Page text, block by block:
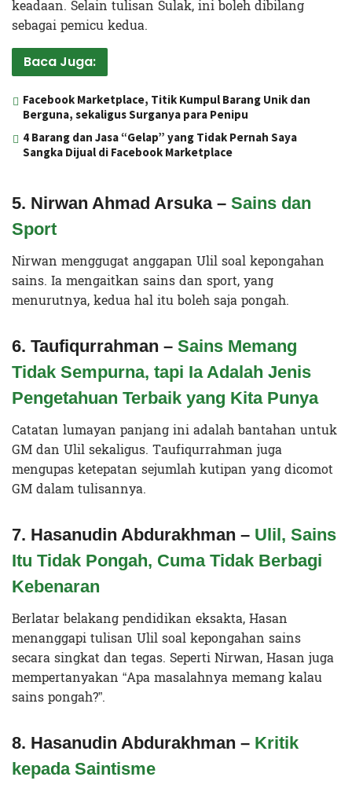
keadaan. Selain tulisan Sulak, ini boleh dibilang
sebagai pemicu kedua.
Baca Juga:
Facebook Marketplace, Titik Kumpul Barang Unik dan
Berguna, sekaligus Surganya para Penipu
4 Barang dan Jasa “Gelap” yang Tidak Pernah Saya
Sangka Dijual di Facebook Marketplace
5. Nirwan Ahmad Arsuka – Sains dan
Sport
Nirwan menggugat anggapan Ulil soal kepongahan
sains. Ia mengaitkan sains dan sport, yang
menurutnya, kedua hal itu boleh saja pongah.
6. Taufiqurrahman – Sains Memang
Tidak Sempurna, tapi Ia Adalah Jenis
Pengetahuan Terbaik yang Kita Punya
Catatan lumayan panjang ini adalah bantahan untuk
GM dan Ulil sekaligus. Taufiqurrahman juga
mengupas ketepatan sejumlah kutipan yang dicomot
GM dalam tulisannya.
7. Hasanudin Abdurakhman – Ulil, Sains
Itu Tidak Pongah, Cuma Tidak Berbagi
Kebenaran
Berlatar belakang pendidikan eksakta, Hasan
menanggapi tulisan Ulil soal kepongahan sains
secara singkat dan tegas. Seperti Nirwan, Hasan juga
mempertanyakan “Apa masalahnya memang kalau
sains pongah?”.
8. Hasanudin Abdurakhman – Kritik
kepada Saintisme